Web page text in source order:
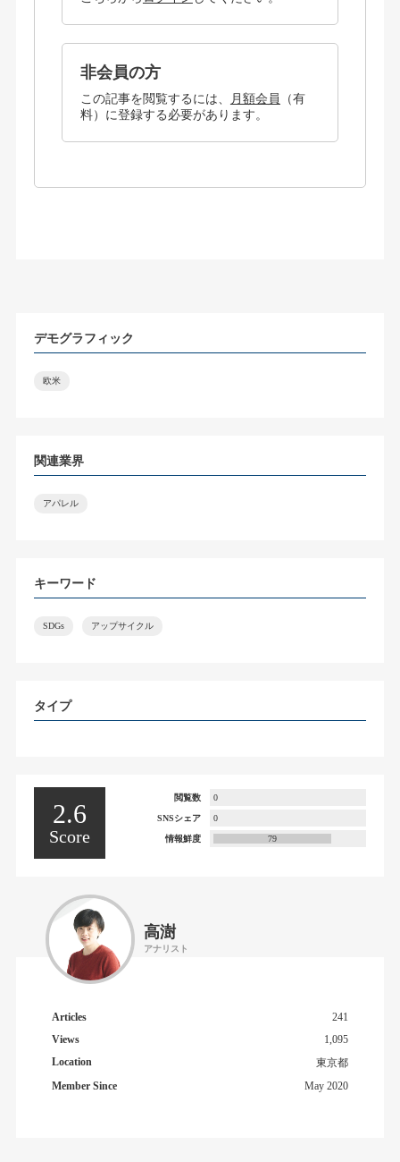
非会員の方
この記事を閲覧するには、 月額会員
（有
料）に登録する必要があります。
デモグラフィック
欧米
関連業界
アパレル
キーワード
SDGs アップサイクル
タイプ
2.6
Score
閲覧数 0
SNSシェア 0
情報鮮度 79
高澍
アナリスト
Articles
241
Views
1,095
Location
東京都
Member Since
May 2020